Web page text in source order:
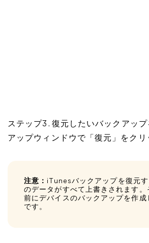
ステップ3. 復元したいバックアッ
アップウィンドウで「復元」をクリ
注意： iTunesバックアップを復元
のデータがすべて上書きされます。
前にデバイスのバックアップを作成
です。